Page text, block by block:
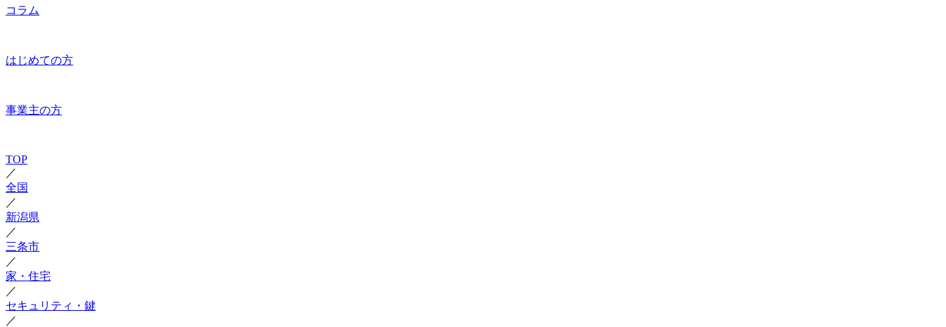
コラム
はじめての方
事業主の方
TOP
／
全国
／
新潟県
／
三条市
／
家・住宅
／
セキュリティ・鍵
／